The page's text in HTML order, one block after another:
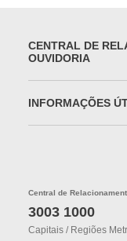
CENTRAL DE
OUVIDORIA
INFORMAÇÕES
Central de
3003 1000
Capitais / Regiões